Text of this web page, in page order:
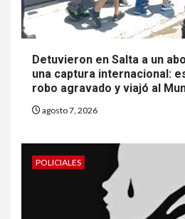
Detuvieron en Salta a un
una captura internacional:
robo agravado y viajó al
agosto 7, 2026
POLICIALES